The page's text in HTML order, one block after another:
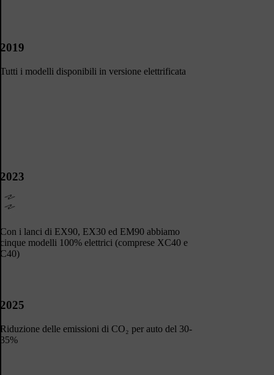
2019
Tutti i modelli disponibili in versione elettrificata
2023
Con i lanci di EX90, EX30 ed EM90 abbiamo
cinque modelli 100% elettrici (comprese XC40 e
C40)
2025
Riduzione delle emissioni di CO₂ per auto del 30-
35%​